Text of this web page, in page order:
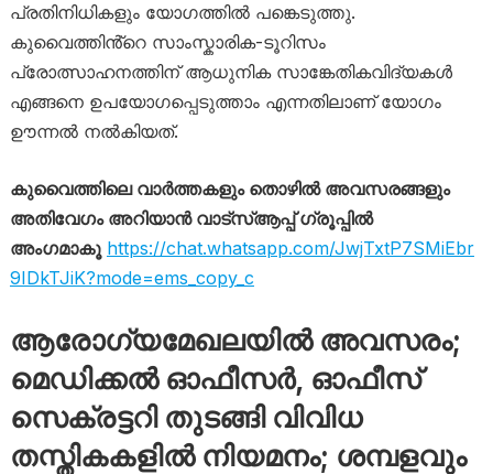
പ്രതിനിധികളും യോഗത്തിൽ പങ്കെടുത്തു.
കുവൈത്തിൻ്റെ സാംസ്കാരിക-ടൂറിസം
പ്രോത്സാഹനത്തിന് ആധുനിക സാങ്കേതികവിദ്യകൾ
എങ്ങനെ ഉപയോഗപ്പെടുത്താം എന്നതിലാണ് യോഗം
ഊന്നൽ നൽകിയത്.
കുവൈത്തിലെ വാർത്തകളും തൊഴിൽ അവസരങ്ങളും
അതിവേഗം അറിയാൻ വാട്സ്ആപ്പ് ഗ്രൂപ്പിൽ
അംഗമാകൂ https://chat.whatsapp.com/JwjTxtP7SMiEbr
9IDkTJiK?mode=ems_copy_c
ആരോ​ഗ്യമേഖലയിൽ അവസരം;
മെഡിക്കൽ ഓഫീസർ, ഓഫീസ്
സെക്രട്ടറി തുടങ്ങി വിവിധ
തസ്തികകളിൽ നിയമനം; ശമ്പളവും